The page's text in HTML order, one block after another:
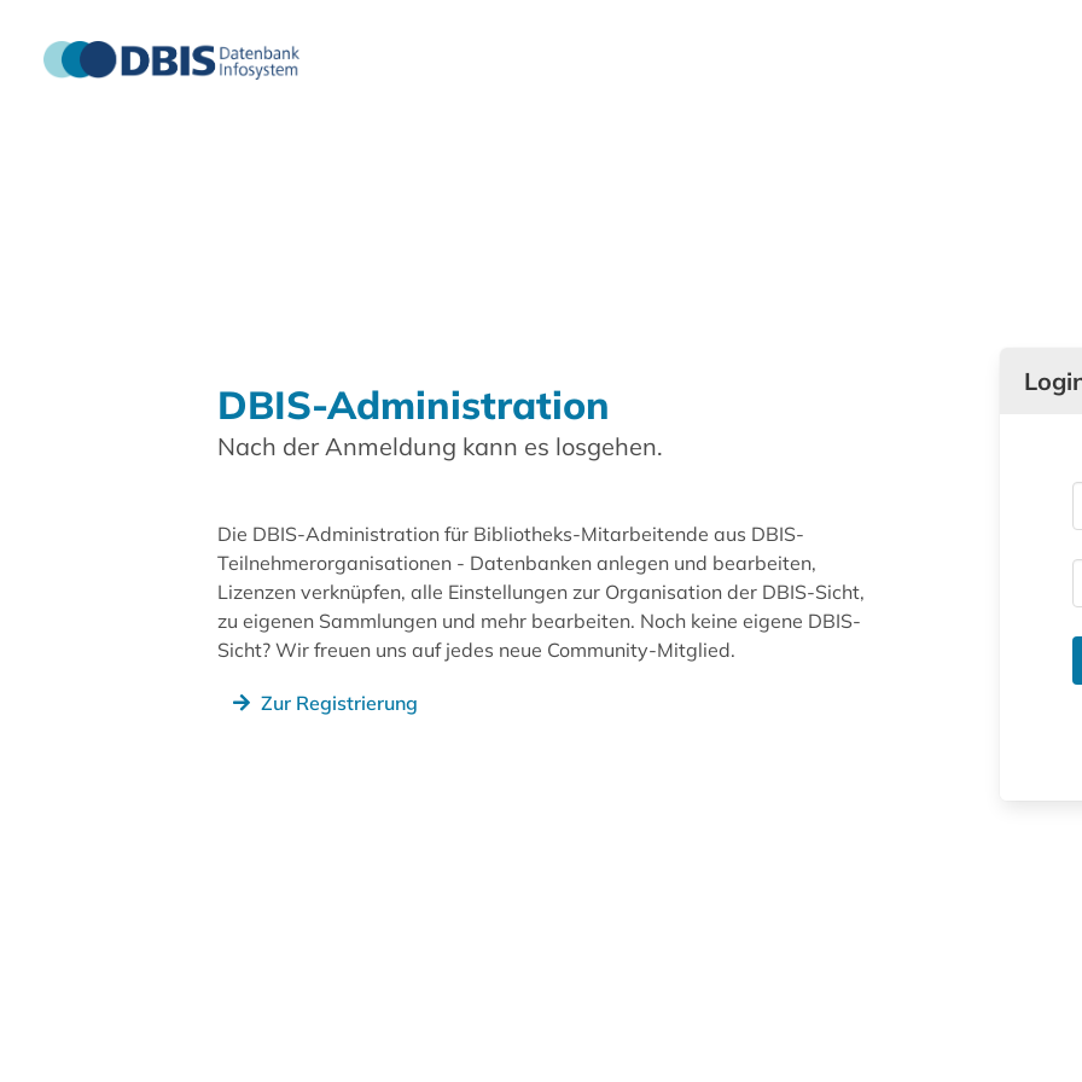
DBIS-Administration
Nach der Anmeldung kann es losgehen.
Die DBIS-Administration für Bibliotheks-Mitarbeitende aus DBIS-
Teilnehmerorganisationen - Datenbanken anlegen und bearbeiten,
Lizenzen verknüpfen, alle Einstellungen zur Organisation der DBIS-Sicht,
zu eigenen Sammlungen und mehr bearbeiten. Noch keine eigene DBIS-
Sicht? Wir freuen uns auf jedes neue Community-Mitglied.
Zur Registrierung